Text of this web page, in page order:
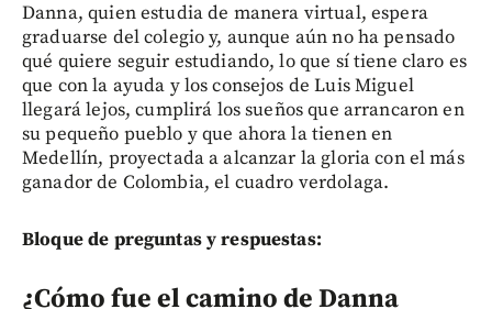
Danna, quien estudia de manera virtual, espera
graduarse del colegio y, aunque aún no ha pensado
qué quiere seguir estudiando, lo que sí tiene claro es
que con la ayuda y los consejos de Luis Miguel
llegará lejos, cumplirá los sueños que arrancaron en
su pequeño pueblo y que ahora la tienen en
Medellín, proyectada a alcanzar la gloria con el más
ganador de Colombia, el cuadro verdolaga.
Bloque de preguntas y respuestas:
¿Cómo fue el camino de Danna